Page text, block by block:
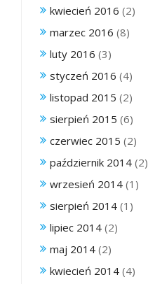
kwiecień 2016 (2)
marzec 2016 (8)
luty 2016 (3)
styczeń 2016 (4)
listopad 2015 (2)
sierpień 2015 (6)
czerwiec 2015 (2)
październik 2014 (2)
wrzesień 2014 (1)
sierpień 2014 (1)
lipiec 2014 (2)
maj 2014 (2)
kwiecień 2014 (4)